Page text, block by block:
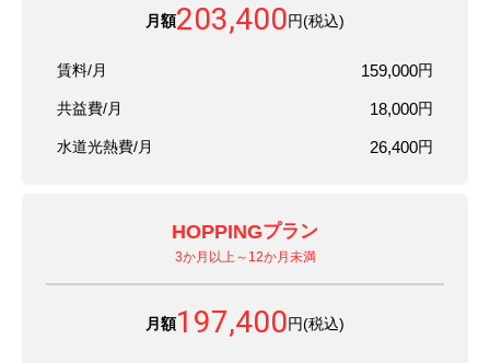
月額203,400円(税込)
賃料/月 159,000円
共益費/月 18,000円
水道光熱費/月 26,400円
HOPPINGプラン
3か月以上～12か月未満
月額197,400円(税込)